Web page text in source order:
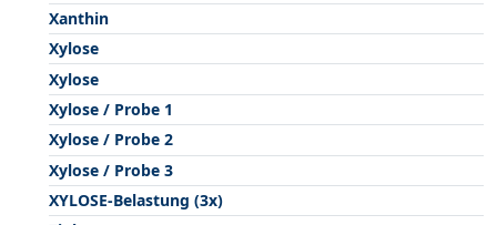
Xanthin
Xylose
Xylose
Xylose / Probe 1
Xylose / Probe 2
Xylose / Probe 3
XYLOSE-Belastung (3x)